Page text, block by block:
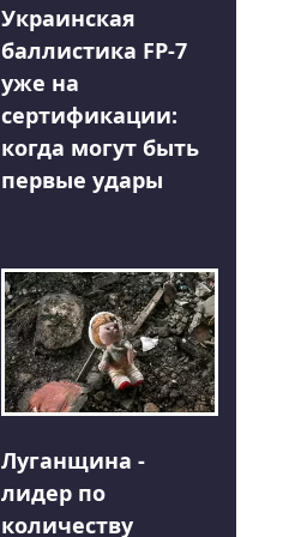
Украинская
баллистика FP-7
уже на
сертификации:
когда могут быть
первые удары
Луганщина -
лидер по
количеству